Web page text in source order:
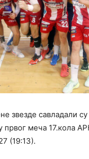
звезде савладали су
првог меча 17.кола
(19:13).